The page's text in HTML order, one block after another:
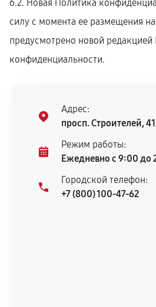
6.2. Новая Политика
силу с момента ее размещения
предусмотрено новой редакцией
конфиденциальности.
Адрес:
просп. Строителей, 41
Режим работы:
Ежедневно с 9:00 до
Городской телефон:
+7 (800) 100-47-62